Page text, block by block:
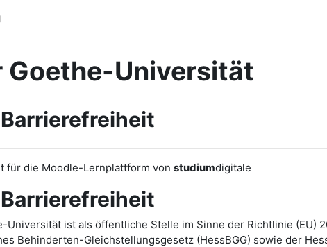
Goethe-Universität
für die Moodle-Lernplattform von studiumdigitale
Universität ist als öffentliche Stelle im Sinne der Richtlinie
Behinderten-Gleichstellungsgesetz (HessBGG) sowie der